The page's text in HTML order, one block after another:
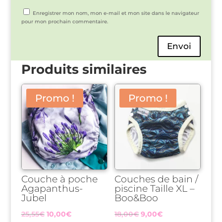
Enregistrer mon nom, mon e-mail et mon site dans le navigateur
pour mon prochain commentaire.
Envoi
Produits similaires
Promo !
Couche à poche
Agapanthus-
Jubel
25,55€ Le
10,00€Le
Promo !
Couches de bain /
piscine Taille XL –
Boo&Boo
18,00€ Le
9,00€Le